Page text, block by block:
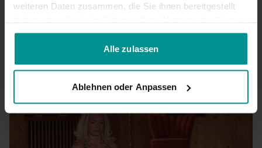
weiteren Daten zusammen, die Sie ihnen bereitgestellt
gesammelt haben.
Alle zulassen
Ablehnen oder Anpassen
Mehr laden